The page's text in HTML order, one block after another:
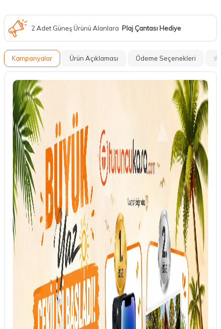
2 Adet Güneş Ürünü Alanlara Plaj Çantası Hediye
Kampanyalar Ürün Açıklaması Ödeme Seçenekleri